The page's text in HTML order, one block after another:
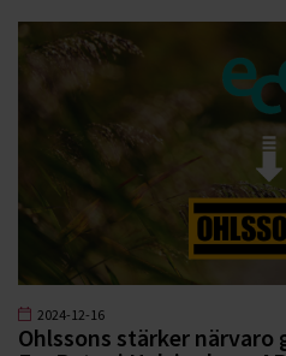
2024-12-16
Ohlssons stärker närvaro